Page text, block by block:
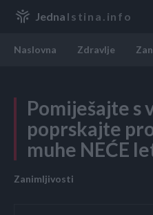
Jedna Istina.info
Naslovna Zdravlje
Pomiješajte s
poprskajte
muhe NEĆE
Zanimljivosti